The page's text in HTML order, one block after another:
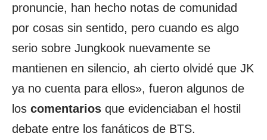
pronuncie, han hecho notas de comunidad
por cosas sin sentido, pero cuando es algo
serio sobre Jungkook nuevamente se
mantienen en silencio, ah cierto olvidé que JK
ya no cuenta para ellos», fueron algunos de
los comentarios que evidenciaban el hostil
debate entre los fanáticos de BTS.